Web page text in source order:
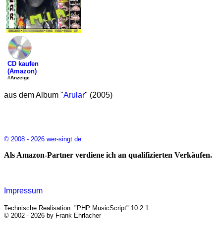
CD kaufen
(Amazon)
#Anzeige
aus dem Album "Arular" (2005)
© 2008 - 2026 wer-singt.de
Als Amazon-Partner verdiene ich an qualifizierten Verkäufen.
Impressum
Technische Realisation: "PHP MusicScript" 10.2.1
© 2002 - 2026 by Frank Ehrlacher